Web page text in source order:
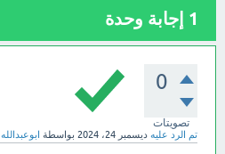
1 إجابة وحدة
0
تصويتات
تم الرد عليه ديسمبر 24، 2024 بواسطة ابوعبدالله